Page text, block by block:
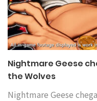
Nightmare Geese
the Wolves
Nightmare Geese